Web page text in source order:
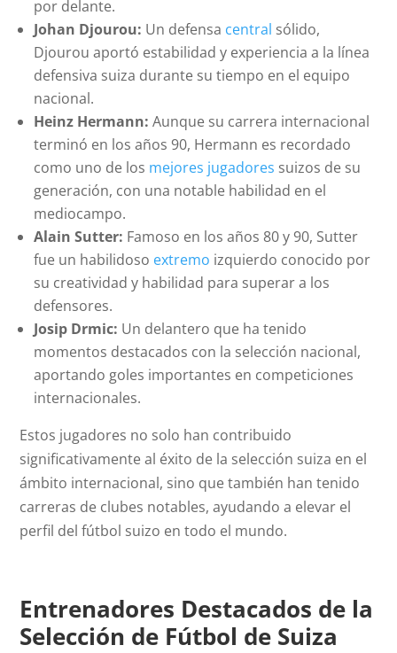
por delante.
Johan Djourou: Un defensa central sólido,
Djourou aportó estabilidad y experiencia a la línea
defensiva suiza durante su tiempo en el equipo
nacional.
Heinz Hermann: Aunque su carrera internacional
terminó en los años 90, Hermann es recordado
como uno de los mejores jugadores suizos de su
generación, con una notable habilidad en el
mediocampo.
Alain Sutter: Famoso en los años 80 y 90, Sutter
fue un habilidoso extremo izquierdo conocido por
su creatividad y habilidad para superar a los
defensores.
Josip Drmic: Un delantero que ha tenido
momentos destacados con la selección nacional,
aportando goles importantes en competiciones
internacionales.
Estos jugadores no solo han contribuido
significativamente al éxito de la selección suiza en el
ámbito internacional, sino que también han tenido
carreras de clubes notables, ayudando a elevar el
perfil del fútbol suizo en todo el mundo.
Entrenadores Destacados de la
Selección de Fútbol de Suiza